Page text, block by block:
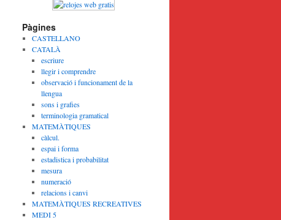
Pàgines
CASTELLANO
CATALÀ
escriure
llegir i comprendre
observació i funcionament de la
llengua
sons i grafies
terminologia gramatical
MATEMÀTIQUES
càlcul.
espai i forma
estadistica i probabilitat
mesura
numeració
relacions i canvi
MATEMÀTIQUES RECREATIVES
MEDI 5